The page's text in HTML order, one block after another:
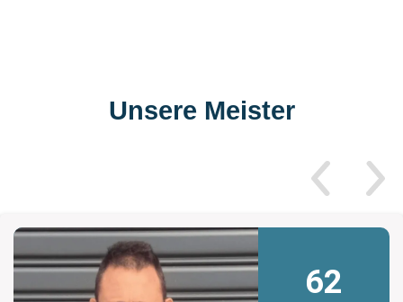
Unsere Meister
62